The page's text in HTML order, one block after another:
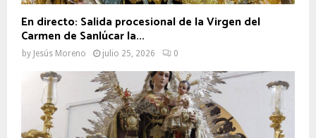
En directo: Salida procesional de la Virgen del
Carmen de Sanlúcar la...
by Jesús Moreno julio 25, 2026 0